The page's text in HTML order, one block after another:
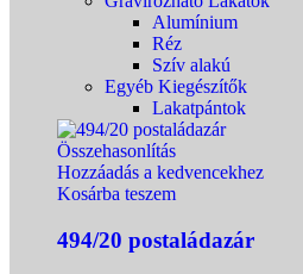
Alumínium
Réz
Szív alakú
Egyéb Kiegészítők
Lakatpántok
Összehasonlítás
Hozzáadás a kedvencekhez
Kosárba teszem
494/20 postaládazár